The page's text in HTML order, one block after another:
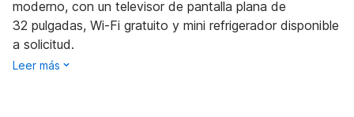
moderno, con un televisor de pantalla plana de
32 pulgadas, Wi-Fi gratuito y mini refrigerador disponible
a solicitud.
Leer más